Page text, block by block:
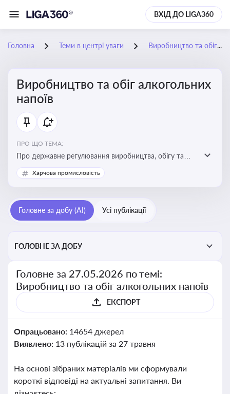
ВХІД ДО LIGA360
Головна Теми в центрі уваги Виробництво та обіг алкогольних напоїв
Виробництво та обіг алкогольних
напоїв
ПРО ЩО ТЕМА:
Про державне регулювання виробництва, обігу та
оподаткування алкогольної продукції, про
ліцензування та правові ризики
Харчова промисловість
Головне за добу (AI) Усі публікації
ГОЛОВНЕ ЗА ДОБУ
Головне за 27.05.2026 по темі:
Виробництво та обіг алкогольних напоїв
ЕКСПОРТ
Опрацьовано: 14654 джерел
Виявлено: 13 публікацій за 27 травня
На основі зібраних матеріалів ми сформували
короткі відповіді на актуальні запитання. Ви